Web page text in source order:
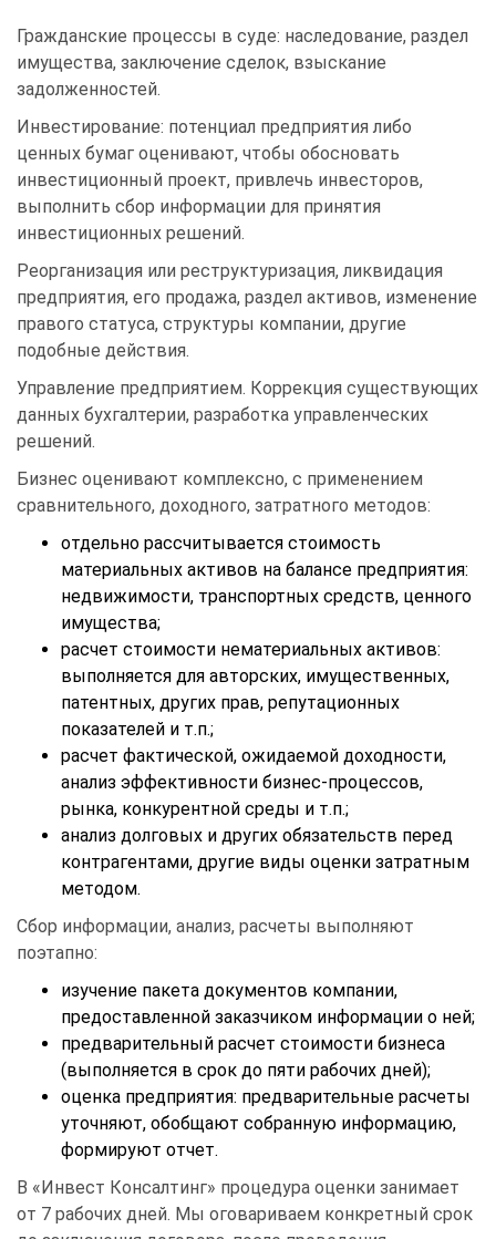
Гражданские процессы в суде: наследование, раздел
имущества, заключение сделок, взыскание
задолженностей.
Инвестирование: потенциал предприятия либо
ценных бумаг оценивают, чтобы обосновать
инвестиционный проект, привлечь инвесторов,
выполнить сбор информации для принятия
инвестиционных решений.
Реорганизация или реструктуризация, ликвидация
предприятия, его продажа, раздел активов, изменение
правого статуса, структуры компании, другие
подобные действия.
Управление предприятием. Коррекция существующих
данных бухгалтерии, разработка управленческих
решений.
Бизнес оценивают комплексно, с применением
сравнительного, доходного, затратного методов:
отдельно рассчитывается стоимость
материальных активов на балансе предприятия:
недвижимости, транспортных средств, ценного
имущества;
расчет стоимости нематериальных активов:
выполняется для авторских, имущественных,
патентных, других прав, репутационных
показателей и т.п.;
расчет фактической, ожидаемой доходности,
анализ эффективности бизнес-процессов,
рынка, конкурентной среды и т.п.;
анализ долговых и других обязательств перед
контрагентами, другие виды оценки затратным
методом.
Сбор информации, анализ, расчеты выполняют
поэтапно:
изучение пакета документов компании,
предоставленной заказчиком информации о ней;
предварительный расчет стоимости бизнеса
(выполняется в срок до пяти рабочих дней);
оценка предприятия: предварительные расчеты
уточняют, обобщают собранную информацию,
формируют отчет.
В «Инвест Консалтинг» процедура оценки занимает
от 7 рабочих дней. Мы оговариваем конкретный срок